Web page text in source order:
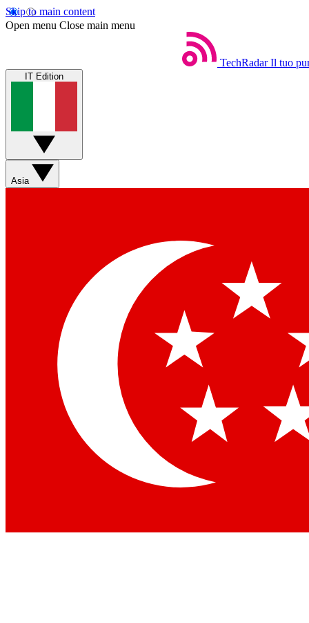
Skip to main content
Open menu Close main menu
TechRadar Il tuo
IT Edition
Asia